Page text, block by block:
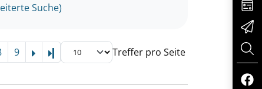
Suche)
9 Letzte Seite Treffer pro Seite